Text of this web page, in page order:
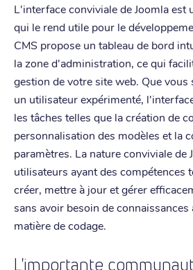
L'interface conviviale de Joomla est
qui le rend utile pour le
CMS propose un tableau de bord
la zone d'administration, ce qui
gestion de votre site web. Que vous
un utilisateur expérimenté,
les tâches telles que la création de
personnalisation des modèles et la
paramètres. La nature conviviale de
utilisateurs ayant des compétences
créer, mettre à jour et gérer
sans avoir besoin de
matière de codage.
L'importante